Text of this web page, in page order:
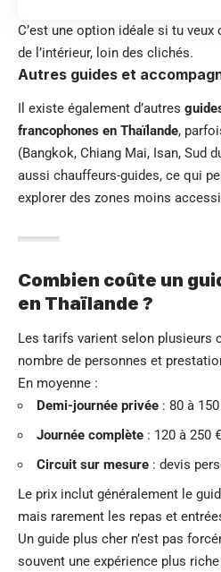
C’est une option idéale si tu
de l’intérieur, loin des clichés.
Autres guides et
Il existe également d’autres
francophones en Thaïlande,
(Bangkok, Chiang Mai, Isan, Sud
aussi chauffeurs-guides, ce qui
explorer des zones moins
Combien coûte un
en Thaïlande ?
Les tarifs varient selon plusieurs
nombre de personnes et
En moyenne :
Demi-journée privée : 80 à
Journée complète : 120 à 250 €
Circuit sur mesure : devis
Le prix inclut généralement le
mais rarement les repas et
Un guide plus cher n’est pas
souvent une expérience plus